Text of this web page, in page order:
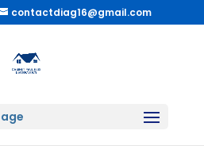
contactdiag16@gmail.com